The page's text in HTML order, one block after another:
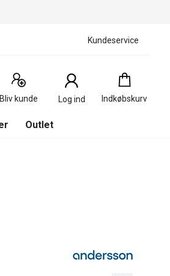
Kundeservice
Bliv kunde Log ind Indkøbskurv
Indkøbskurv
0
Produkter
Outlet